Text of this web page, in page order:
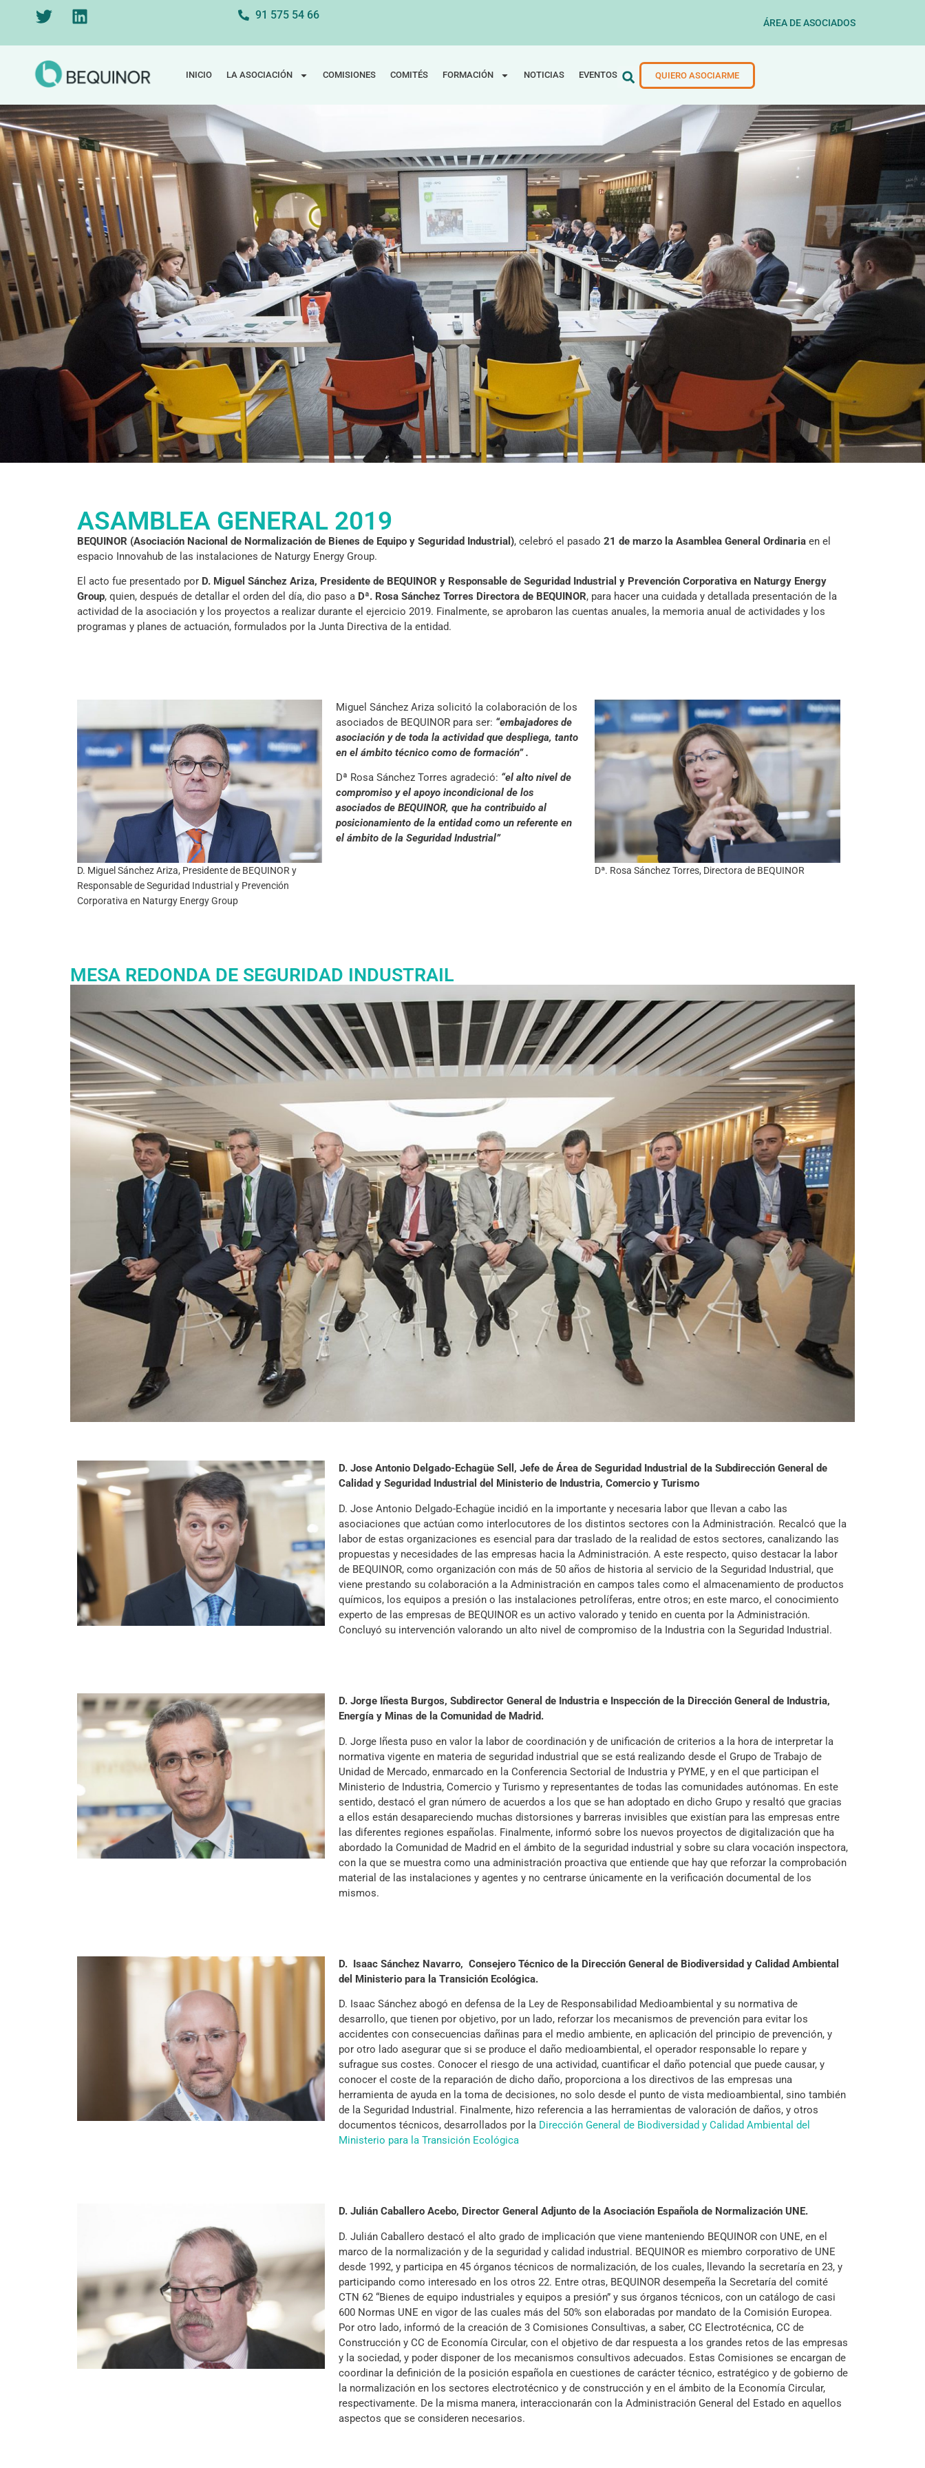
91 575 54 66
ÁREA DE ASOCIADOS
INICIO LA ASOCIACIÓN COMISIONES COMITÉS FORMACIÓN NOTICIAS EVENTOS QUIERO ASOCIARME
ASAMBLEA GENERAL 2019
BEQUINOR (Asociación Nacional de Normalización de Bienes de Equipo y Seguridad Industrial), celebró el pasado 21 de marzo la Asamblea General Ordinaria en el
espacio Innovahub de las instalaciones de Naturgy Energy Group.
El acto fue presentado por D. Miguel Sánchez Ariza, Presidente de BEQUINOR y Responsable de Seguridad Industrial y Prevención Corporativa en Naturgy Energy
Group, quien, después de detallar el orden del día, dio paso a Dª. Rosa Sánchez Torres Directora de BEQUINOR, para hacer una cuidada y detallada presentación de la
actividad de la asociación y los proyectos a realizar durante el ejercicio 2019. Finalmente, se aprobaron las cuentas anuales, la memoria anual de actividades y los
programas y planes de actuación, formulados por la Junta Directiva de la entidad.
D. Miguel Sánchez Ariza, Presidente de BEQUINOR y
Responsable de Seguridad Industrial y Prevención
Corporativa en Naturgy Energy Group
Miguel Sánchez Ariza solicitó la colaboración de los
asociados de BEQUINOR para ser: “embajadores de
asociación y de toda la actividad que despliega, tanto
en el ámbito técnico como de formación” .
Dª Rosa Sánchez Torres agradeció: “el alto nivel de
compromiso y el apoyo incondicional de los
asociados de BEQUINOR, que ha contribuido al
posicionamiento de la entidad como un referente en
el ámbito de la Seguridad Industrial”
Dª. Rosa Sánchez Torres, Directora de BEQUINOR
MESA REDONDA DE SEGURIDAD INDUSTRAIL
D. Jose Antonio Delgado-Echagüe Sell, Jefe de Área de Seguridad Industrial de la Subdirección General de
Calidad y Seguridad Industrial del Ministerio de Industria, Comercio y Turismo
D. Jose Antonio Delgado-Echagüe incidió en la importante y necesaria labor que llevan a cabo las
asociaciones que actúan como interlocutores de los distintos sectores con la Administración. Recalcó que la
labor de estas organizaciones es esencial para dar traslado de la realidad de estos sectores, canalizando las
propuestas y necesidades de las empresas hacia la Administración. A este respecto, quiso destacar la labor
de BEQUINOR, como organización con más de 50 años de historia al servicio de la Seguridad Industrial, que
viene prestando su colaboración a la Administración en campos tales como el almacenamiento de productos
químicos, los equipos a presión o las instalaciones petrolíferas, entre otros; en este marco, el conocimiento
experto de las empresas de BEQUINOR es un activo valorado y tenido en cuenta por la Administración.
Concluyó su intervención valorando un alto nivel de compromiso de la Industria con la Seguridad Industrial.
D. Jorge Iñesta Burgos, Subdirector General de Industria e Inspección de la Dirección General de Industria,
Energía y Minas de la Comunidad de Madrid.
D. Jorge Iñesta puso en valor la labor de coordinación y de unificación de criterios a la hora de interpretar la
normativa vigente en materia de seguridad industrial que se está realizando desde el Grupo de Trabajo de
Unidad de Mercado, enmarcado en la Conferencia Sectorial de Industria y PYME, y en el que participan el
Ministerio de Industria, Comercio y Turismo y representantes de todas las comunidades autónomas. En este
sentido, destacó el gran número de acuerdos a los que se han adoptado en dicho Grupo y resaltó que gracias
a ellos están desapareciendo muchas distorsiones y barreras invisibles que existían para las empresas entre
las diferentes regiones españolas. Finalmente, informó sobre los nuevos proyectos de digitalización que ha
abordado la Comunidad de Madrid en el ámbito de la seguridad industrial y sobre su clara vocación inspectora,
con la que se muestra como una administración proactiva que entiende que hay que reforzar la comprobación
material de las instalaciones y agentes y no centrarse únicamente en la verificación documental de los
mismos.
D. Isaac Sánchez Navarro, Consejero Técnico de la Dirección General de Biodiversidad y Calidad Ambiental
del Ministerio para la Transición Ecológica.
D. Isaac Sánchez abogó en defensa de la Ley de Responsabilidad Medioambiental y su normativa de
desarrollo, que tienen por objetivo, por un lado, reforzar los mecanismos de prevención para evitar los
accidentes con consecuencias dañinas para el medio ambiente, en aplicación del principio de prevención, y
por otro lado asegurar que si se produce el daño medioambiental, el operador responsable lo repare y
sufrague sus costes. Conocer el riesgo de una actividad, cuantificar el daño potencial que puede causar, y
conocer el coste de la reparación de dicho daño, proporciona a los directivos de las empresas una
herramienta de ayuda en la toma de decisiones, no solo desde el punto de vista medioambiental, sino también
de la Seguridad Industrial. Finalmente, hizo referencia a las herramientas de valoración de daños, y otros
documentos técnicos, desarrollados por la Dirección General de Biodiversidad y Calidad Ambiental del
Ministerio para la Transición Ecológica
D. Julián Caballero Acebo, Director General Adjunto de la Asociación Española de Normalización UNE.
D. Julián Caballero destacó el alto grado de implicación que viene manteniendo BEQUINOR con UNE, en el
marco de la normalización y de la seguridad y calidad industrial. BEQUINOR es miembro corporativo de UNE
desde 1992, y participa en 45 órganos técnicos de normalización, de los cuales, llevando la secretaría en 23, y
participando como interesado en los otros 22. Entre otras, BEQUINOR desempeña la Secretaría del comité
CTN 62 “Bienes de equipo industriales y equipos a presión” y sus órganos técnicos, con un catálogo de casi
600 Normas UNE en vigor de las cuales más del 50% son elaboradas por mandato de la Comisión Europea.
Por otro lado, informó de la creación de 3 Comisiones Consultivas, a saber, CC Electrotécnica, CC de
Construcción y CC de Economía Circular, con el objetivo de dar respuesta a los grandes retos de las empresas
y la sociedad, y poder disponer de los mecanismos consultivos adecuados. Estas Comisiones se encargan de
coordinar la definición de la posición española en cuestiones de carácter técnico, estratégico y de gobierno de
la normalización en los sectores electrotécnico y de construcción y en el ámbito de la Economía Circular,
respectivamente. De la misma manera, interaccionarán con la Administración General del Estado en aquellos
aspectos que se consideren necesarios.